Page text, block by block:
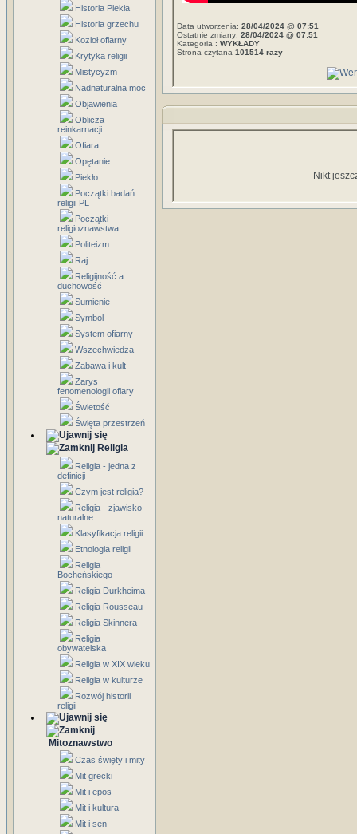
Historia Piekła
Historia grzechu
Kozioł ofiarny
Krytyka religii
Mistycyzm
Nadnaturalna moc
Objawienia
Oblicza
reinkarnacji
Ofiara
Opętanie
Piekło
Początki badań
religii PL
Początki
religioznawstwa
Politeizm
Raj
Religijność a
duchowość
Sumienie
Symbol
System ofiarny
Wszechwiedza
Zabawa i kult
Zarys
fenomenologii ofiary
Świetość
Święta przestrzeń
Religia
Religia - jedna z
definicji
Czym jest religia?
Religia - zjawisko
naturalne
Klasyfikacja religii
Etnologia religii
Religia
Bocheńskiego
Religia Durkheima
Religia Rousseau
Religia Skinnera
Religia
obywatelska
Religia w XIX wieku
Religia w kulturze
Rozwój historii
religii
Mitoznawstwo
Czas święty i mity
Mit grecki
Mit i epos
Mit i kultura
Mit i sen
Data utworzenia: 28/04/2024 @ 07:51
Ostatnie zmiany: 28/04/2024 @ 07:51
Kategoria : WYKŁADY
Strona czytana 101514 razy
Nikt